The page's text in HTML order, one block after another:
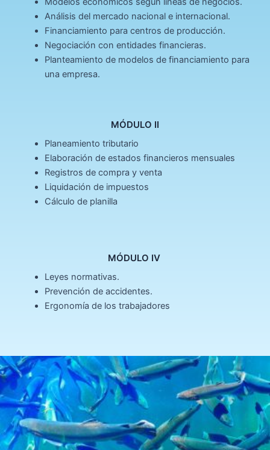
Análisis del mercado nacional e internacional.
Financiamiento para centros de producción.
Negociación con entidades financieras.
Planteamiento de modelos de financiamiento para
una empresa.
MÓDULO II
Planeamiento tributario
Elaboración de estados financieros mensuales
Registros de compra y venta
Liquidación de impuestos
Cálculo de planilla
MÓDULO IV ​
Leyes normativas.
Prevención de accidentes.
Ergonomía de los trabajadores